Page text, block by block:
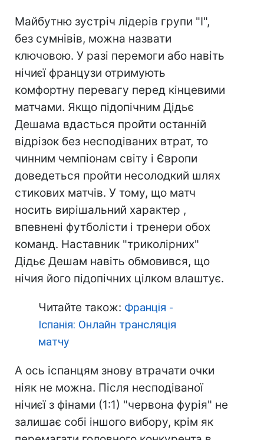
Майбутню зустріч лідерів групи "I",
без сумнівів, можна назвати
ключовою. У разі перемоги або навіть
нічиєї французи отримують
комфортну перевагу перед кінцевими
матчами. Якщо підопічним Дідьє
Дешама вдасться пройти останній
відрізок без несподіваних втрат, то
чинним чемпіонам світу і Європи
доведеться пройти несолодкий шлях
стикових матчів. У тому, що матч
носить вирішальний характер ,
впевнені футболісти і тренери обох
команд. Наставник "триколірних"
Дідьє Дешам навіть обмовився, що
нічия його підопічних цілком влаштує.
Читайте також: Франція -
Іспанія: Онлайн трансляція
матчу
А ось іспанцям знову втрачати очки
ніяк не можна. Після несподіваної
нічиєї з фінами (1:1) "червона фурія" не
залишає собі іншого вибору, крім як